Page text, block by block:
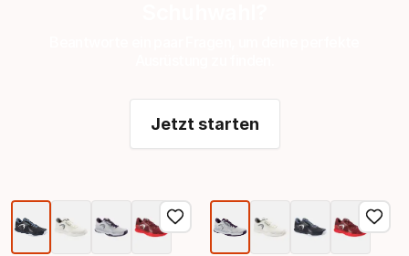
Jetzt starten